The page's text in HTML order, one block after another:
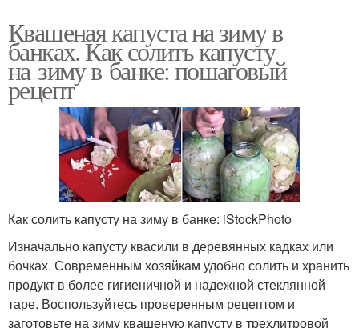
Квашеная капуста на зиму в
банках. Как солить капусту
на зиму в банке: пошаговый
рецепт
Как солить капусту на зиму в банке: iStockPhoto
Изначально капусту квасили в деревянных кадках или
бочках. Современным хозяйкам удобно солить и хранить
продукт в более гигиеничной и надежной стеклянной
таре. Воспользуйтесь проверенным рецептом и
заготовьте на зиму квашеную капусту в трехлитровой